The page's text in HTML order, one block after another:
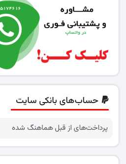
حساب‌های بانکی سایت
پرداخت‌های از قبل هماهنگ شده